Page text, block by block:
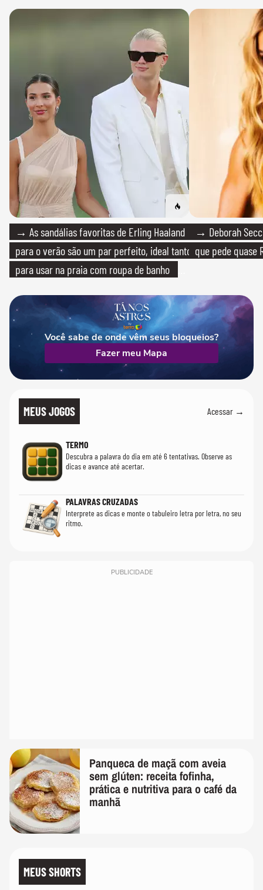
→ As sandálias favoritas de Erling Haaland
para o verão são um par perfeito, ideal tanto
para usar na praia com roupa de banho
→ Deborah
que pede quase
Você sabe de onde vêm seus bloqueios?
Fazer meu Mapa
MEUS JOGOS Acessar →
TERMO
Descubra a palavra do dia em até 6 tentativas. Observe as
dicas e avance até acertar.
PALAVRAS CRUZADAS
Interprete as dicas e monte o tabuleiro letra por letra, no seu
ritmo.
PUBLICIDADE
Panqueca de maçã com aveia
sem glúten: receita fofinha,
prática e nutritiva para o café da
manhã
MEUS SHORTS